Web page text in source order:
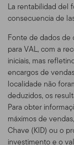
La rentabilidad del
consecuencia de
Fonte de dados de
para VAL, com a
iniciais, mas
encargos de
localidade não
deduzidos, os
Para obter
máximos de
Chave (KID) ou o
investimento e o
garantir que
recentes. Você
ou aparelhos
acesso de alta
menos que
Áreas
ou protegidas por
a usuários
obter acesso não
qualquer outro
quaisquer meios